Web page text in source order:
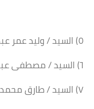
٥) السيد / وليد عمر عبد الجواد درويش
٦) السيد / مصطفى عبد اللّٰه إبراهيم أبو زهرة
٧) السيد / طارق محمد محمد محمد أبو العينين